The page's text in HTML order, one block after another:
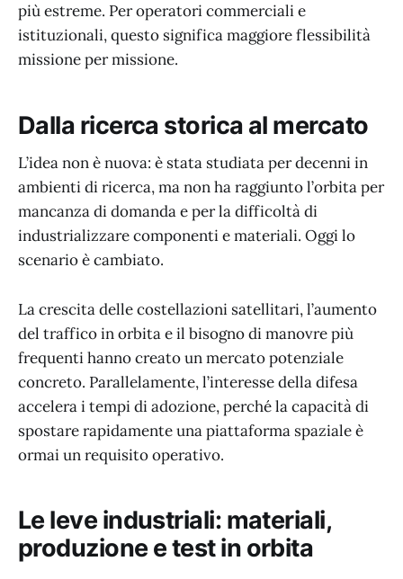
più estreme. Per operatori commerciali e
istituzionali, questo significa maggiore flessibilità
missione per missione.
Dalla ricerca storica al mercato
L’idea non è nuova: è stata studiata per decenni in
ambienti di ricerca, ma non ha raggiunto l’orbita per
mancanza di domanda e per la difficoltà di
industrializzare componenti e materiali. Oggi lo
scenario è cambiato.
La crescita delle costellazioni satellitari, l’aumento
del traffico in orbita e il bisogno di manovre più
frequenti hanno creato un mercato potenziale
concreto. Parallelamente, l’interesse della difesa
accelera i tempi di adozione, perché la capacità di
spostare rapidamente una piattaforma spaziale è
ormai un requisito operativo.
Le leve industriali: materiali,
produzione e test in orbita